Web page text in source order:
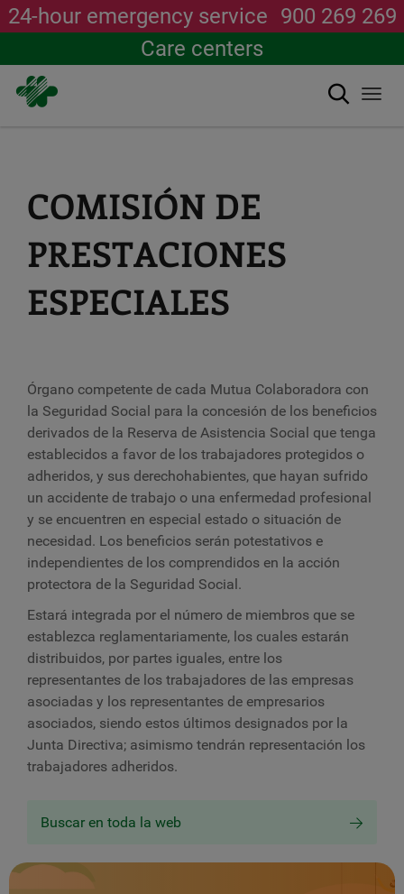
24-hour emergency service 900 269 269
Care centers
Search
COMISIÓN DE
PRESTACIONES
ESPECIALES
Órgano competente de cada Mutua Colaboradora con
la Seguridad Social para la concesión de los beneficios
derivados de la Reserva de Asistencia Social que tenga
establecidos a favor de los trabajadores protegidos o
adheridos, y sus derechohabientes, que hayan sufrido
un accidente de trabajo o una enfermedad profesional
y se encuentren en especial estado o situación de
necesidad. Los beneficios serán potestativos e
independientes de los comprendidos en la acción
protectora de la Seguridad Social.
Estará integrada por el número de miembros que se
establezca reglamentariamente, los cuales estarán
distribuidos, por partes iguales, entre los
representantes de los trabajadores de las empresas
asociadas y los representantes de empresarios
asociados, siendo estos últimos designados por la
Junta Directiva; asimismo tendrán representación los
trabajadores adheridos.
Buscar en toda la web